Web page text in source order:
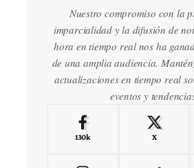
Nuestro compromiso con la
imparcialidad y la difusión de
hora en tiempo real nos ha
de una amplia audiencia.
actualizaciones en tiempo real
eventos y
130k X